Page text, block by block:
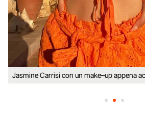
Jasmine Carrisi con un make–up appena